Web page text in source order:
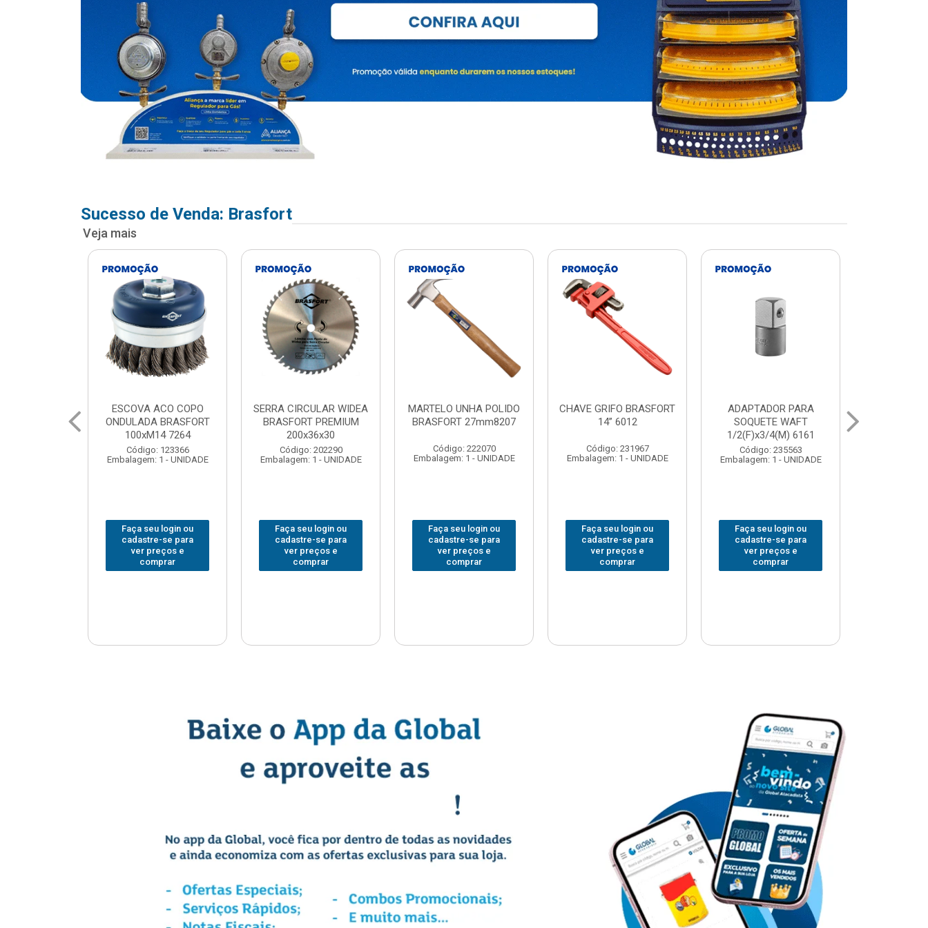
Sucesso de Venda: Brasfort
Veja mais
SERRA CIRCULAR WIDEA
BRASFORT PREMIUM
200x36x30
Código: 202290
Embalagem: 1 - UNIDADE
Faça seu login ou
cadastre-se para
ver preços e
comprar
MARTELO UNHA POLIDO
BRASFORT 27mm8207
Código: 222070
Embalagem: 1 - UNIDADE
Faça seu login ou
cadastre-se para
ver preços e
comprar
CHAVE GRIFO BRASFORT
14” 6012
Código: 231967
Embalagem: 1 - UNIDADE
Faça seu login ou
cadastre-se para
ver preços e
comprar
ADAPTADOR PARA
SOQUETE WAFT
Código: 235563
Embalagem: 1 - UNIDADE
Faça seu login ou
cadastre-se para
ver preços e
comprar
ABAJOUR LED
BRASFORT COB MESA
7844
Código: 310379
Embalagem: 1 - UNIDADE
Faça seu login ou
cadastre-se para
ver preços e
comprar